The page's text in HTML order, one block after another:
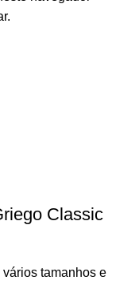
Classic
tamanhos e